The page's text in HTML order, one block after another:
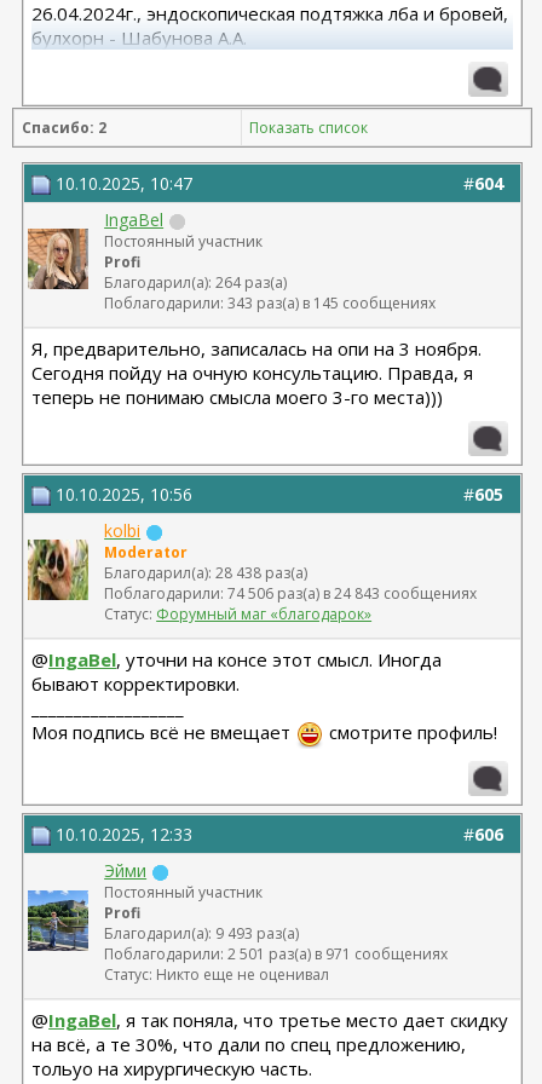
26.04.2024г., эндоскопическая подтяжка лба и бровей,
булхорн - Шабунова А.А.
06.12.2024г., бодилифт, липофилинг ягодиц, редукция
22.09.2025г. брахио пластика+торсопластика -
Бабикова М.А.
06.01.2026г. феморо пластика+липо ног - Бабикова
М.А.
Спасибо: 2 Показать список
#604
10.10.2025, 10:47
IngaBel
Постоянный участник
Profi
Благодарил(а): 264 раз(а)
Поблагодарили: 343 раз(а) в 145 сообщениях
Я, предварительно, записалась на опи на 3 ноября.
Сегодня пойду на очную консультацию. Правда, я
теперь не понимаю смысла моего 3-го места)))
#605
10.10.2025, 10:56
kolbi
Moderator
Благодарил(а): 28 438 раз(а)
Поблагодарили: 74 506 раз(а) в 24 843 сообщениях
Статус: Форумный маг «благодарок»
@IngaBel, уточни на консе этот смысл. Иногда
бывают корректировки.
Моя подпись всё не вмещает
смотрите профиль!
#606
10.10.2025, 12:33
Эйми
Постоянный участник
Profi
Благодарил(а): 9 493 раз(а)
Поблагодарили: 2 501 раз(а) в 971 сообщениях
Статус: Никто еще не оценивал
@IngaBel, я так поняла, что третье место дает скидку
на всё, а те 30%, что дали по спец предложению,
тольуо на хирургическую часть.